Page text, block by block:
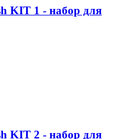
KIT 1 - набор для
KIT 2 - набор для